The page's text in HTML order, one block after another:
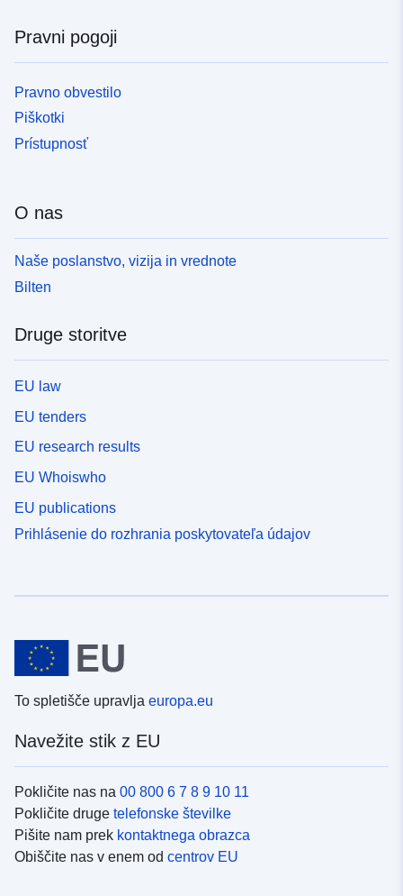
Pravni pogoji
Pravno obvestilo
Piškotki
Prístupnosť
O nas
Naše poslanstvo, vizija in vrednote
Bilten
Druge storitve
EU law
EU tenders
EU research results
EU Whoiswho
EU publications
Prihlásenie do rozhrania poskytovateľa údajov
To spletišče upravlja europa.eu
Navežite stik z EU
Pokličite nas na 00 800 6 7 8 9 10 11
Pokličite druge telefonske številke
Pišite nam prek kontaktnega obrazca
Obiščite nas v enem od centrov EU